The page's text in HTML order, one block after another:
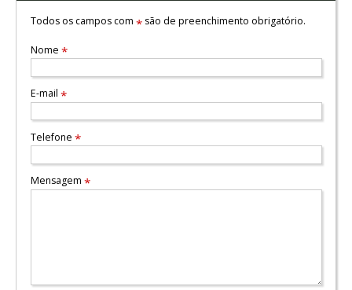
Todos os campos com *são de preenchimento obrigatório.
Nome *
E-mail *
Telefone *
Mensagem *